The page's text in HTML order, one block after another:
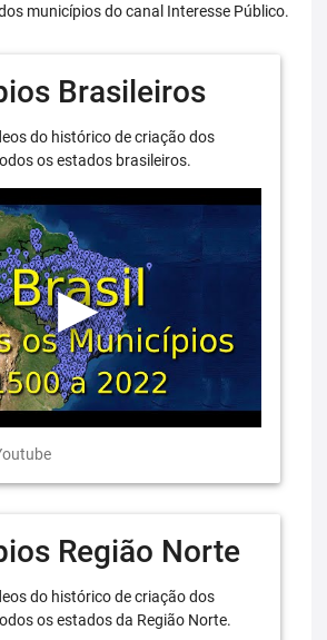
municípios do canal Interesse Público.
Brasileiros
do histórico de criação dos
os estados brasileiros.
Região Norte
do histórico de criação dos
os estados da Região Norte.